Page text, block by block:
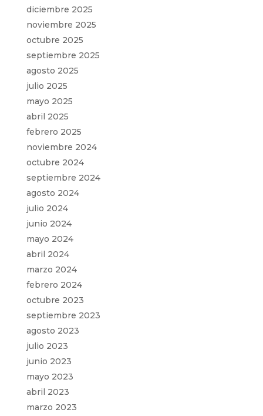
diciembre 2025
noviembre 2025
octubre 2025
septiembre 2025
agosto 2025
julio 2025
mayo 2025
abril 2025
febrero 2025
noviembre 2024
octubre 2024
septiembre 2024
agosto 2024
julio 2024
junio 2024
mayo 2024
abril 2024
marzo 2024
febrero 2024
octubre 2023
septiembre 2023
agosto 2023
julio 2023
junio 2023
mayo 2023
abril 2023
marzo 2023